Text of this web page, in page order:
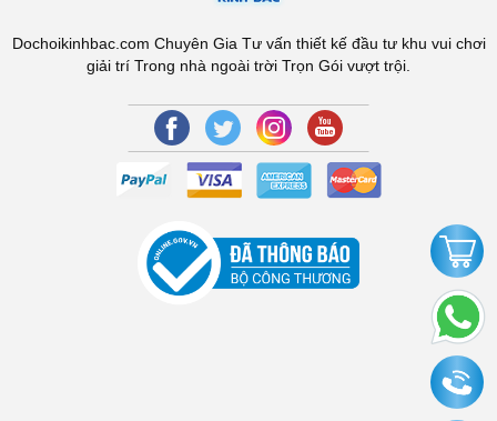
Dochoikinhbac.com Chuyên Gia Tư vấn thiết kế đầu tư khu vui chơi
giải trí Trong nhà ngoài trời Trọn Gói vượt trội.